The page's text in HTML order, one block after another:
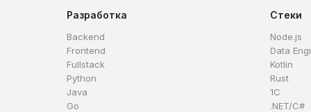
Разработка
Backend
Frontend
Fullstack
Python
Java
Go
Стеки
Node.js
Data
Kotlin
Rust
1C
.NET/C#